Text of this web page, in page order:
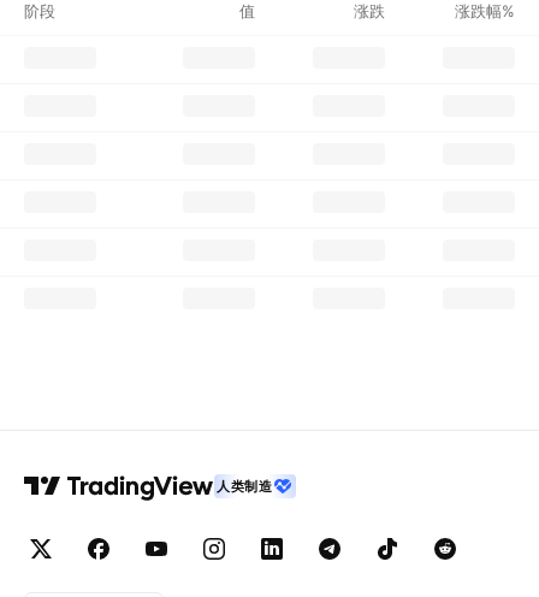
阶段 值 涨跌 涨跌幅%
人类制造